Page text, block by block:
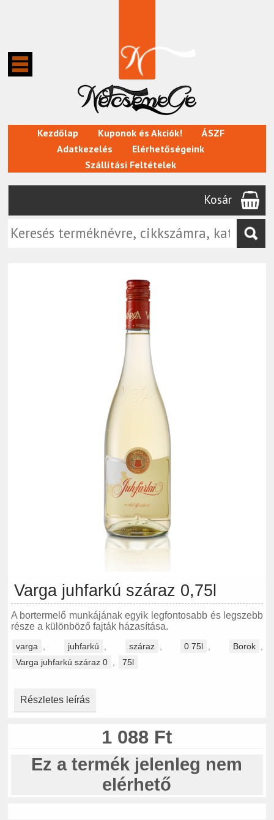
Kezdőlap Kuponok és Akciók!
ÁSZF
Adatkezelés
Elérhetőségeink
Szállítási Feltételek
Kosár
Varga juhfarkú száraz 0,75l
A bortermelő munkájának egyik legfontosabb és legszebb
része a különböző fajták házasítása.
varga juhfarkú száraz 0 75l Borok
Varga juhfarkú száraz 0
75l
Részletes leírás
1 088 Ft
Ez a termék jelenleg nem
elérhető